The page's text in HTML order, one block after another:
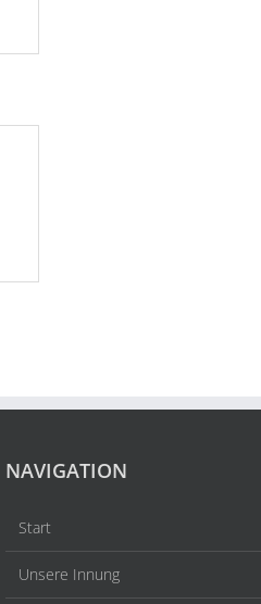
NAVIGATION
Start
Unsere Innung